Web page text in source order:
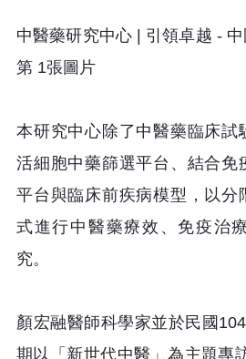
本研究中心除了中醫藥臨床試
活細胞中藥篩選平台、結合免
平台與臨床前疾病模型，以分
式進行中醫藥療效、免疫治
究。
顏宏融醫師科學家並於民國
期以「新世代中醫」為主題專